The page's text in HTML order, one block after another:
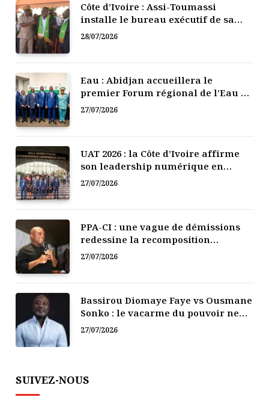
Côte d’Ivoire : Assi-Toumassi
installe le bureau exécutif de sa
mutuelle de développement
28/07/2026
Eau : Abidjan accueillera le
premier Forum régional de l’Eau de
l’Afrique de l’Ouest
27/07/2026
UAT 2026 : la Côte d’Ivoire affirme
son leadership numérique en
Afrique
27/07/2026
PPA-CI : une vague de démissions
redessine la recomposition
politique
27/07/2026
Bassirou Diomaye Faye vs Ousmane
Sonko : le vacarme du pouvoir ne
doit pas faire oublier les liens de la
27/07/2026
SUIVEZ-NOUS